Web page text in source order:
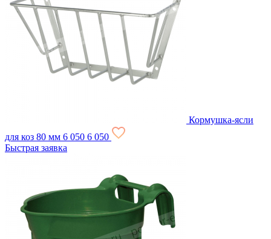
Кормушка-ясли
для коз 80 мм 6 050 6 050
Быстрая заявка